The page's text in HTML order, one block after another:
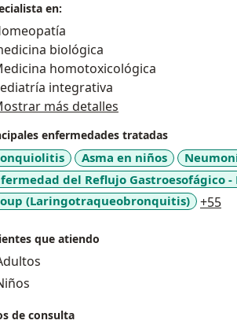
juntos en una consulta
ya que ademas de la dimension
ambiente influenciando en las
para mejorar familiarmente.
experiencia en la prestación de
Nacional en diferentes ciudades
humanitario en el area de pediatría
en la implementacion del Nuevo
para la Armada Nacional
y para los usuarios emitiendo
en:
biológica
homotoxicológica
integrativa
más detalles
enfermedades tratadas
Asma en niños
del Reflujo Gastroesofágico -
(Laringotraqueobronquitis)
+55
que atiendo
de consulta